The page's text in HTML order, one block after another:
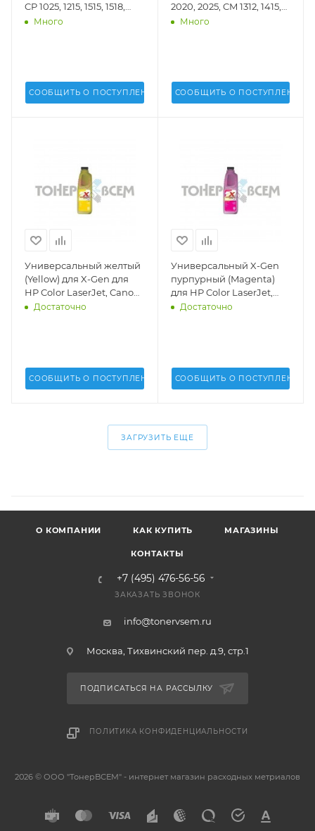
CP 1025, 1215, 1515, 1518,
1525, 2020, 2025, 4025,
Много
СООБЩИТЬ О ПОСТУПЛЕНИИ
2020, 2025, CM 1312, 1415,
2320, M 251, 276, 375, 451,
Много
СООБЩИТЬ О ПОСТУПЛЕНИИ
Универсальный желтый
(Yellow) для X-Gen для
HP Color LaserJet, Canon
(1кг.)(MPT-2025)(Uninet
Достаточно
СООБЩИТЬ О ПОСТУПЛЕНИИ
Универсальный X-Gen
пурпурный (Magenta)
для HP Color LaserJet,
Canon (1кг.)(MPT-2025)
Достаточно
СООБЩИТЬ О ПОСТУПЛЕНИИ
ЗАГРУЗИТЬ ЕЩЕ
О КОМПАНИИ КАК КУПИТЬ МАГАЗИНЫ
КОНТАКТЫ
+7 (495) 476-56-56
ЗАКАЗАТЬ ЗВОНОК
info@tonervsem.ru
Москва, Тихвинский пер. д.9, стр.1
ПОДПИСАТЬСЯ НА РАССЫЛКУ
ПОЛИТИКА КОНФИДЕНЦИАЛЬНОСТИ
2026 © ООО "ТонерВСЕМ" - интернет магазин расходных метриалов